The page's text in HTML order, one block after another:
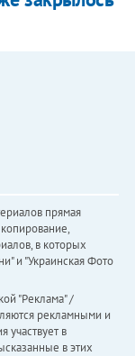
прямая
в которых
и "Украинская Фото
"Реклама" /
рекламными и
участвует в
в этих